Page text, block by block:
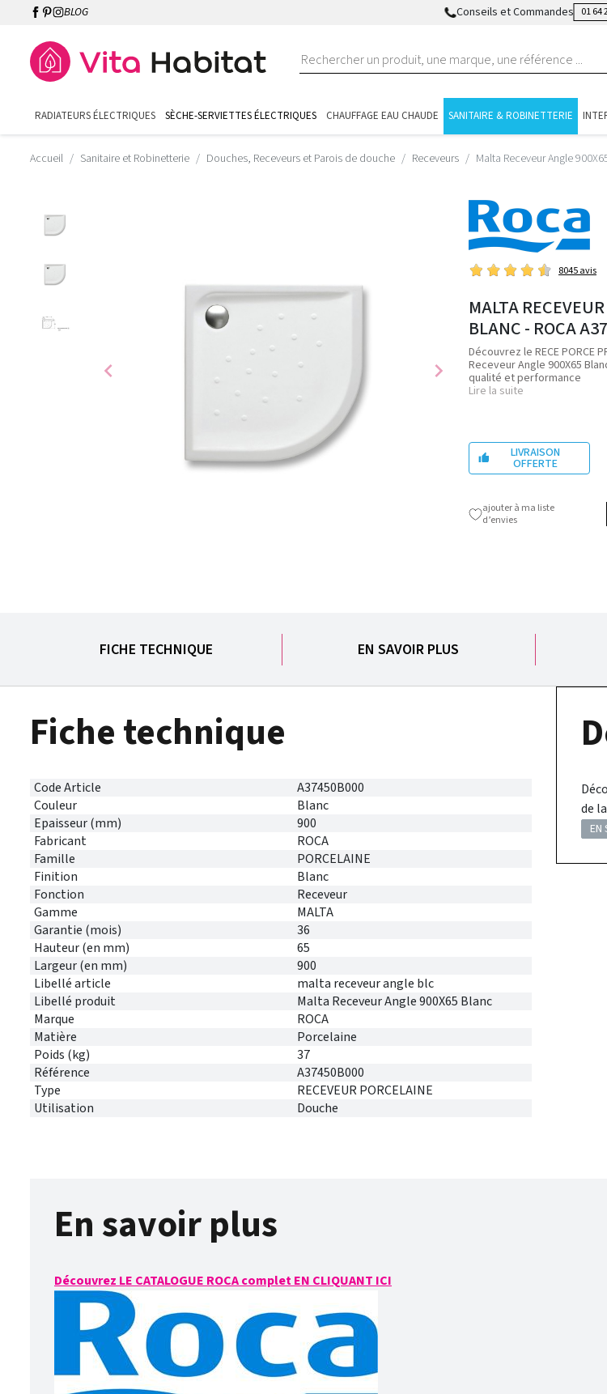
BLOG Conseils et Commandes 01 64
RADIATEURS ÉLECTRIQUES SÈCHE-SERVIETTES ÉLECTRIQUES CHAUFFAGE EAU CHAUDE SANITAIRE & ROBINETTERIE
Accueil Sanitaire et Robinetterie Douches, Receveurs et Parois de douche Receveurs Malta Receveur Angle
chevron_left chevron_right
8045 avis
MALTA
BLANC - ROCA
Découvrez le RECE PORCE
Receveur Angle 900X65
qualité et performance
Lire la suite
 LIVRAISON
OFFERTE
ajouter à ma liste
d’envies
FICHE TECHNIQUE EN SAVOIR PLUS
Fiche technique
Code Article
A37450B000
Couleur
Blanc
Epaisseur (mm)
900
Fabricant
ROCA
Famille
PORCELAINE
Finition
Blanc
Fonction
Receveur
Gamme
MALTA
Garantie (mois)
36
Hauteur (en mm)
65
Largeur (en mm)
900
Libellé article
malta receveur angle blc
Libellé produit
Malta Receveur Angle 900X65 Blanc
Marque
ROCA
Matière
Porcelaine
Poids (kg)
37
Référence
A37450B000
Type
RECEVEUR PORCELAINE
Utilisation
Douche
de
EN
En savoir plus
Découvrez LE CATALOGUE ROCA complet EN CLIQUANT ICI